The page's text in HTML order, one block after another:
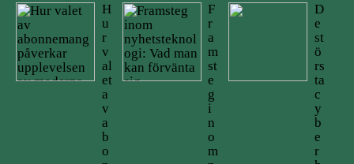
H
u
r
v
al
et
a
v
a
b
o
F
r
a
m
st
e
g
i
n
o
m
D
e
st
ö
rs
ta
c
y
b
e
r